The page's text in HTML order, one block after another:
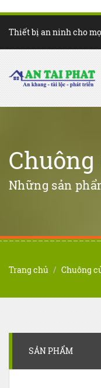
Thiết bị an ninh cho
Những sản
Trang chủ Chuông
SẢN PHẨM